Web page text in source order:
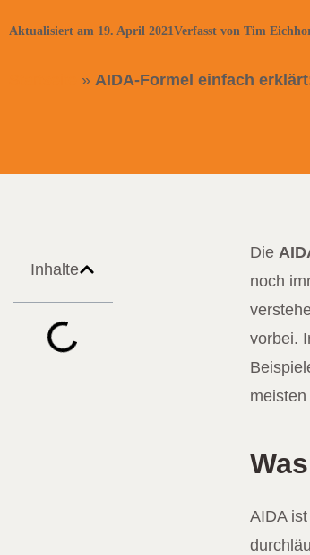
Aktualisiert am 19. April 2021Verfasst von Tim
» AIDA-Formel einfach
Inhalte
Die
noch
vorbei.
AIDA